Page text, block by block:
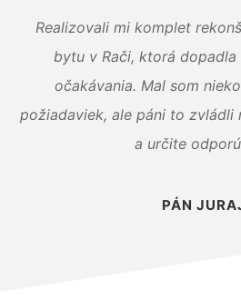
Realizovali mi komplet
bytu v Rači, ktorá
očakávania. Mal som
požiadaviek, ale páni to zvládli
a určite
PÁN